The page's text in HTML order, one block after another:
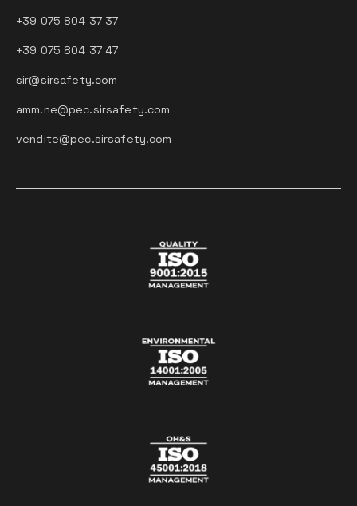
+39 075 804 37 37
+39 075 804 37 47
sir@sirsafety.com
amm.ne@pec.sirsafety.com
vendite@pec.sirsafety.com